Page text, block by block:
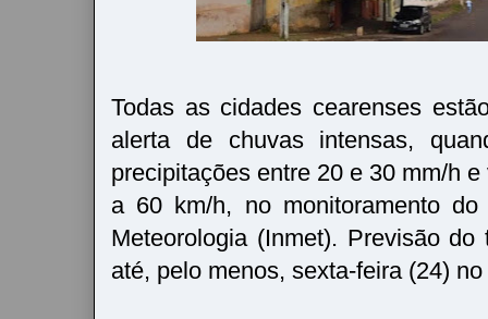
Todas as cidades cearenses
alerta de chuvas intensas,
precipitações entre 20 e 30 mm/h
a 60 km/h, no monitoramento
Meteorologia (Inmet). Previsão
até, pelo menos, sexta-feira (24)